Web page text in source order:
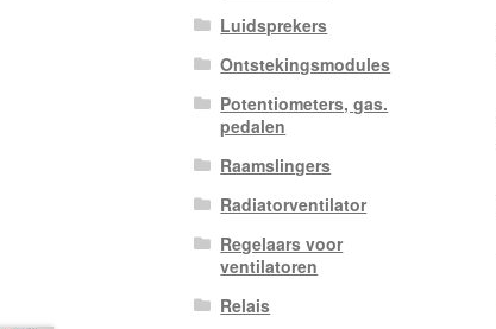
Luidsprekers
Ontstekingsmodules
Potentiometers, gas.
pedalen
Raamslingers
Radiatorventilator
Regelaars voor
ventilatoren
Relais